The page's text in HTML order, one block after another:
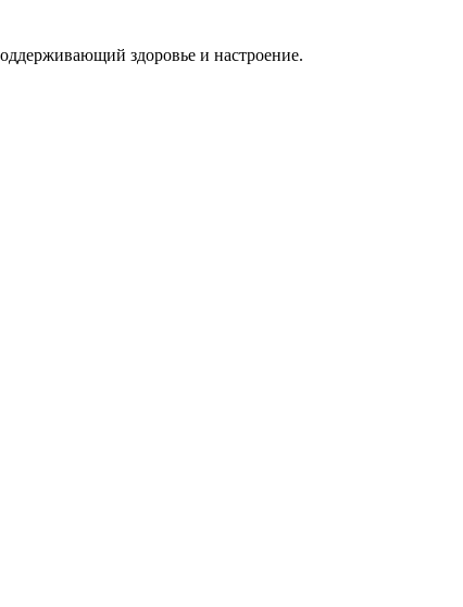
здоровье и настроение.